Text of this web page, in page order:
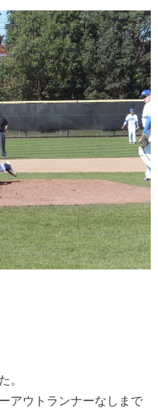
。
アウトランナーなしまで